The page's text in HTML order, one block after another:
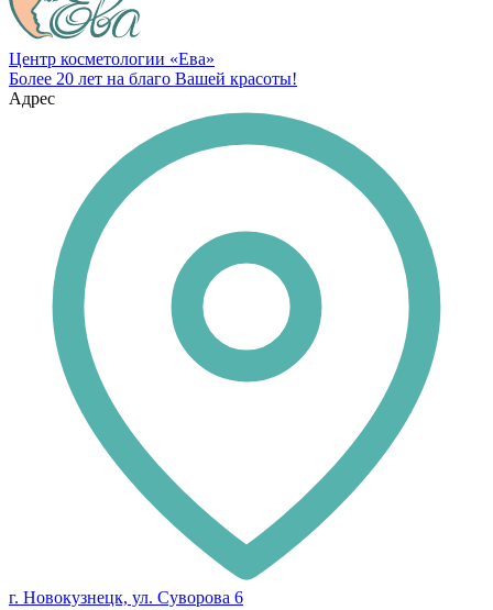
Центр косметологии «Ева»
Более 20 лет на благо Вашей красоты!
Адрес
г. Новокузнецк, ул. Суворова 6